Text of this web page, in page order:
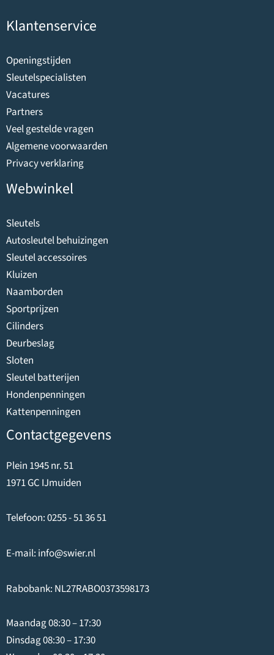
Klantenservice
Openingstijden
Sleutelspecialisten
Vacatures
Partners
Veel gestelde vragen
Algemene voorwaarden
Privacy verklaring
Webwinkel
Sleutels
Autosleutel behuizingen
Sleutel accessoires
Kluizen
Naamborden
Sportprijzen
Cilinders
Deurbeslag
Sloten
Sleutel batterijen
Hondenpenningen
Kattenpenningen
Contactgegevens
Plein 1945 nr. 51
1971 GC IJmuiden
Telefoon:0255 - 51 36 51
E-mail: info@swier.nl
Rabobank: NL27RABO0373598173
Maandag 08:30 – 17:30
Dinsdag 08:30 – 17:30